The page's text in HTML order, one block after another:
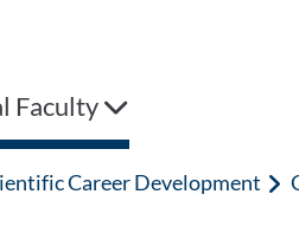
Faculty
Career Development